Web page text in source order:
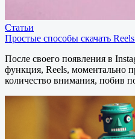
Статьи
Простые способы скачать
После своего появления в
функция, Reels, моментально
количество внимания, побив